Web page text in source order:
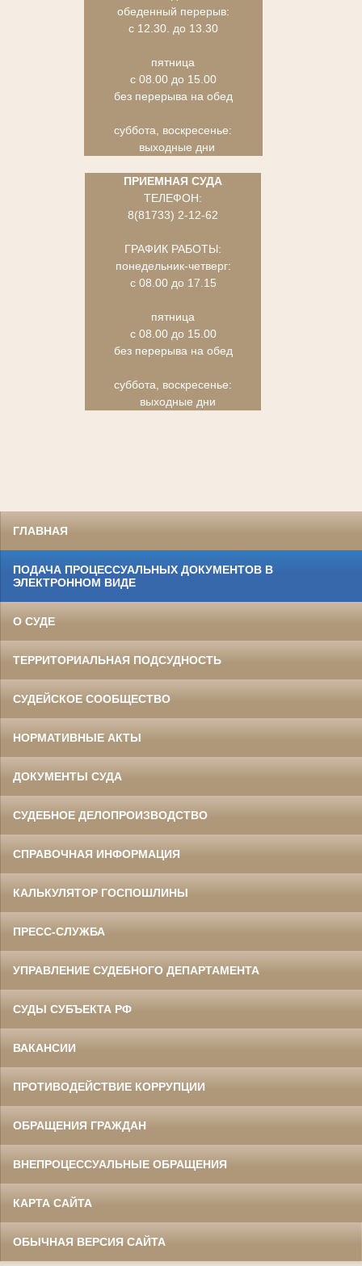
обеденный перерыв:
с 12.30. до 13.30
пятница
с 08.00 до 15.00
без перерыва на обед
суббота, воскресенье:
выходные дни
ПРИЕМНАЯ СУДА
ТЕЛЕФОН:
8(81733) 2-12-62
ГРАФИК РАБОТЫ:
понедельник-четверг:
с 08.00 до 17.15
пятница
с 08.00 до 15.00
без перерыва на обед
суббота, воскресенье:
выходные дни
ГЛАВНАЯ
ПОДАЧА ПРОЦЕССУАЛЬНЫХ ДОКУМЕНТОВ В
ЭЛЕКТРОННОМ ВИДЕ
О СУДЕ
ТЕРРИТОРИАЛЬНАЯ ПОДСУДНОСТЬ
СУДЕЙСКОЕ СООБЩЕСТВО
НОРМАТИВНЫЕ АКТЫ
ДОКУМЕНТЫ СУДА
СУДЕБНОЕ ДЕЛОПРОИЗВОДСТВО
СПРАВОЧНАЯ ИНФОРМАЦИЯ
КАЛЬКУЛЯТОР ГОСПОШЛИНЫ
ПРЕСС-СЛУЖБА
УПРАВЛЕНИЕ СУДЕБНОГО ДЕПАРТАМЕНТА
СУДЫ СУБЪЕКТА РФ
ВАКАНСИИ
ПРОТИВОДЕЙСТВИЕ КОРРУПЦИИ
ОБРАЩЕНИЯ ГРАЖДАН
ВНЕПРОЦЕССУАЛЬНЫЕ ОБРАЩЕНИЯ
КАРТА САЙТА
ОБЫЧНАЯ ВЕРСИЯ САЙТА